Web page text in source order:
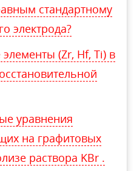
стандартному
электрода?
(Zr, Hf, Ti) в
уравнения
на графитовых
раствора KBr .